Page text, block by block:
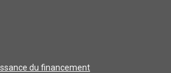
du financement